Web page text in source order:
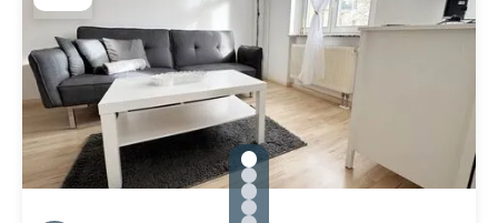
gallery.slide_selector
Zu Slide 1 wechseln
Zu Slide 2 wechseln
Zu Slide 3 wechseln